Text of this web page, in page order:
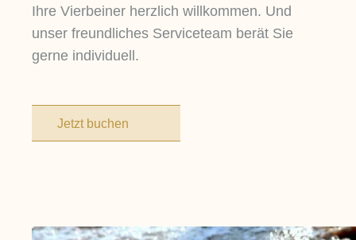
Ihre Vierbeiner herzlich willkommen. Und
unser freundliches Serviceteam berät Sie
gerne individuell.
Jetzt buchen